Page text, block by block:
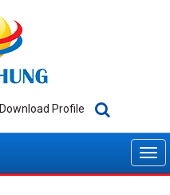
Download Profile